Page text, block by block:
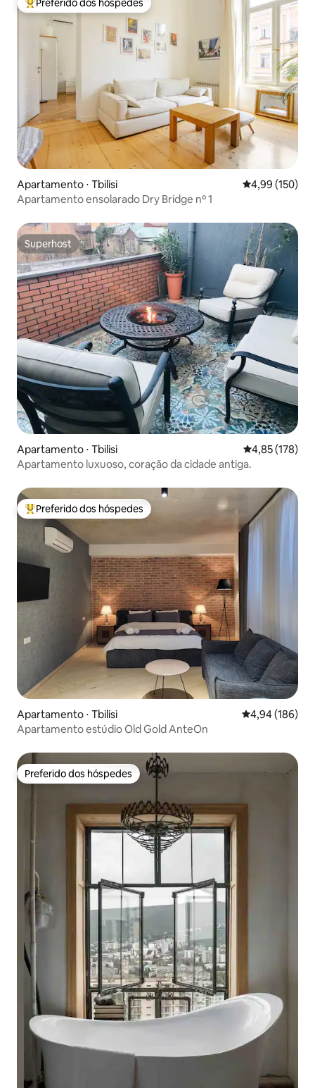
Entre os melhores preferidos dos hóspedes
Preferido dos hóspedes
Apartamento ⋅ Tbilisi 4,99 de uma
4,99 (150)
Apartamento ensolarado Dry Bridge nº 1
Superhost
Superhost
Apartamento ⋅ Tbilisi 4,85 de uma
4,85 (178)
Apartamento luxuoso, coração da cidade antiga.
Entre os melhores preferidos dos hóspedes
Preferido dos hóspedes
Apartamento ⋅ Tbilisi 4,94 de uma
4,94 (186)
Apartamento estúdio Old Gold AnteOn
Preferido dos hóspedes
Preferido dos hóspedes